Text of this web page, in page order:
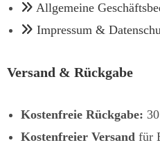
Allgemeine
Impressum &
Versand & Rückgabe
Kostenfreie Rückgabe:
Kostenfreier Versand für